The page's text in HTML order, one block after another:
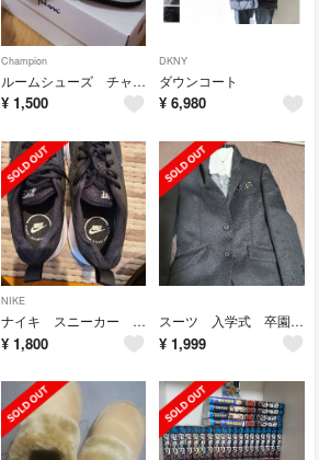
Champion
ルームシューズ チャンピオン23センチ
¥ 1,500
DKNY
ダウンコート
¥ 6,980
NIKE
ナイキ スニーカー 未使用
¥ 1,800
スーツ 入学式 卒園式 七五三
¥ 1,999